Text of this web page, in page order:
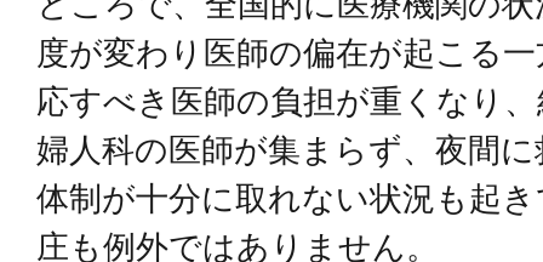
度が変わり医師の偏在が起こる
応すべき医師の負担が重くなり
婦人科の医師が集まらず、夜間
体制が十分に取れない状況も起
庄も例外ではありません。